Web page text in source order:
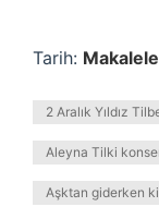
Tarih:
2 Aralık Yıldız
Aleyna Tilki
Aşktan giderken